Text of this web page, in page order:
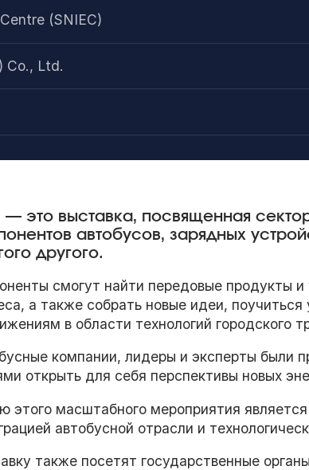
(SNIEC)
Co., Ltd.
— это выставка, посвященная
автобусов, зарядных
другого.
смогут найти передовые продукты
а также собрать новые идеи,
в области технологий городского
компании, лидеры и эксперты были
открыть для себя перспективы новых
этого масштабного мероприятия
автобусной отрасли и
также посетят государственные